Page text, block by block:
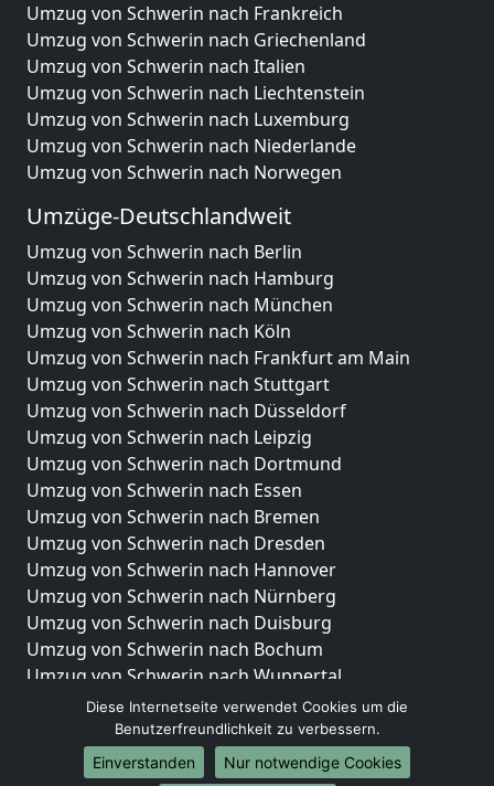
Umzug von Schwerin nach Frankreich
Umzug von Schwerin nach Griechenland
Umzug von Schwerin nach Italien
Umzug von Schwerin nach Liechtenstein
Umzug von Schwerin nach Luxemburg
Umzug von Schwerin nach Niederlande
Umzug von Schwerin nach Norwegen
Umzüge-Deutschlandweit
Umzug von Schwerin nach Berlin
Umzug von Schwerin nach Hamburg
Umzug von Schwerin nach München
Umzug von Schwerin nach Köln
Umzug von Schwerin nach Frankfurt am Main
Umzug von Schwerin nach Stuttgart
Umzug von Schwerin nach Düsseldorf
Umzug von Schwerin nach Leipzig
Umzug von Schwerin nach Dortmund
Umzug von Schwerin nach Essen
Umzug von Schwerin nach Bremen
Umzug von Schwerin nach Dresden
Umzug von Schwerin nach Hannover
Umzug von Schwerin nach Nürnberg
Umzug von Schwerin nach Duisburg
Umzug von Schwerin nach Bochum
Umzug von Schwerin nach Wuppertal
Umzug von Schwerin nach Bielefeld
Umzug von Schwerin nach Bonn
Umzug von Schwerin nach Münster
Diese Internetseite verwendet Cookies um die
Benutzerfreundlichkeit zu verbessern.
Einverstanden
Nur notwendige Cookies